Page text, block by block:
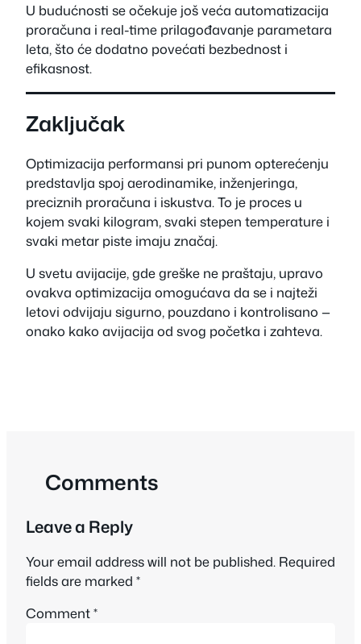
U budućnosti se očekuje još veća automatizacija
proračuna i real-time prilagođavanje parametara
leta, što će dodatno povećati bezbednost i
efikasnost.
Zaključak
Optimizacija performansi pri punom opterećenju
predstavlja spoj aerodinamike, inženjeringa,
preciznih proračuna i iskustva. To je proces u
kojem svaki kilogram, svaki stepen temperature i
svaki metar piste imaju značaj.
U svetu avijacije, gde greške ne praštaju, upravo
ovakva optimizacija omogućava da se i najteži
letovi odvijaju sigurno, pouzdano i kontrolisano —
onako kako avijacija od svog početka i zahteva.
Comments
Leave a Reply
Your email address will not be published. Required
fields are marked *
Comment*